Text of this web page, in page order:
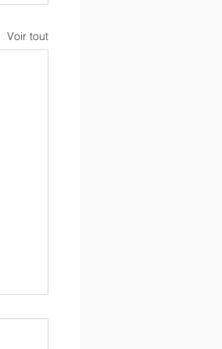
Voir tout